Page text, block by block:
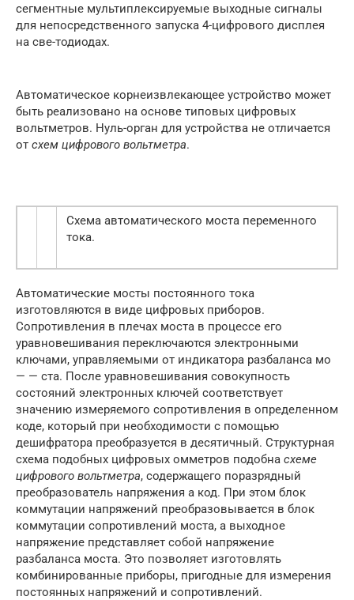
сегментные мультиплексируемые выходные сигналы
для непосредственного запуска 4-цифрового дисплея
на све-тодиодах.
Автоматическое корнеизвлекающее устройство может
быть реализовано на основе типовых цифровых
вольтметров. Нуль-орган для устройства не отличается
от схем цифрового вольтметра.
Схема автоматического моста переменного
тока.
Автоматические мосты постоянного тока
изготовляются в виде цифровых приборов.
Сопротивления в плечах моста в процессе его
уравновешивания переключаются электронными
ключами, управляемыми от индикатора разбаланса мо
— — ста. После уравновешивания совокупность
состояний электронных ключей соответствует
значению измеряемого сопротивления в определенном
коде, который при необходимости с помощью
дешифратора преобразуется в десятичный. Структурная
схема подобных цифровых омметров подобна схеме
цифрового вольтметра, содержащего поразрядный
преобразователь напряжения а код. При этом блок
коммутации напряжений преобразовывается в блок
коммутации сопротивлений моста, а выходное
напряжение представляет собой напряжение
разбаланса моста. Это позволяет изготовлять
комбинированные приборы, пригодные для измерения
постоянных напряжений и сопротивлений.